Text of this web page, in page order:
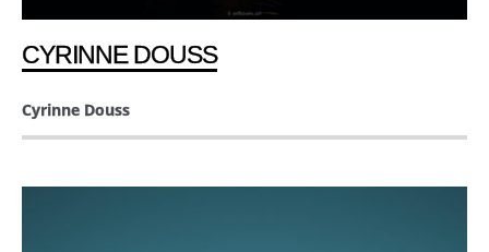
CYRINNE DOUSS
Cyrinne Douss